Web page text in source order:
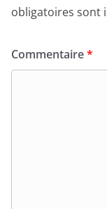
obligatoires sont
Commentaire*